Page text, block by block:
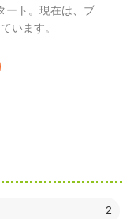
ート。現在は、ブ
います。
2